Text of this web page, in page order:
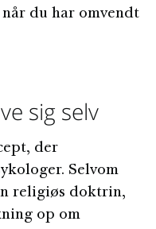
du har omvendt
sig selv
der
Selvom
religiøs doktrin,
op om